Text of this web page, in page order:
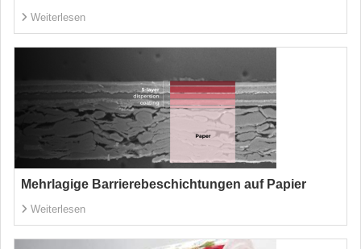
Weiterlesen
Mehrlagige Barrierebeschichtungen auf Papier
Weiterlesen